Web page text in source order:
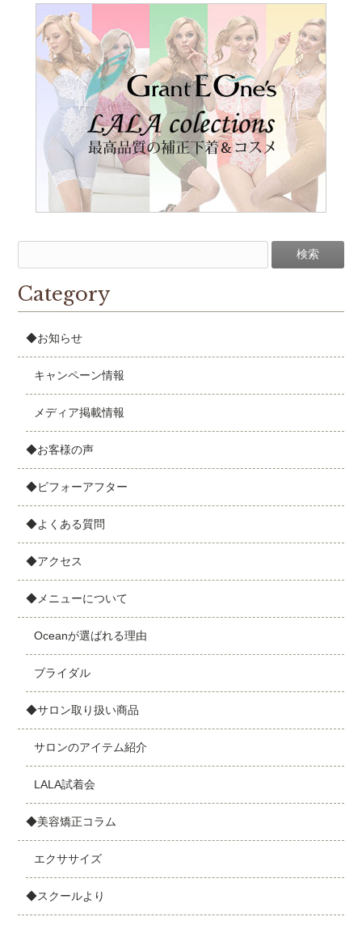
Category
◆お知らせ
キャンペーン情報
メディア掲載情報
◆お客様の声
◆ビフォーアフター
◆よくある質問
◆アクセス
◆メニューについて
Oceanが選ばれる理由
ブライダル
◆サロン取り扱い商品
サロンのアイテム紹介
LALA試着会
◆美容矯正コラム
エクササイズ
◆スクールより